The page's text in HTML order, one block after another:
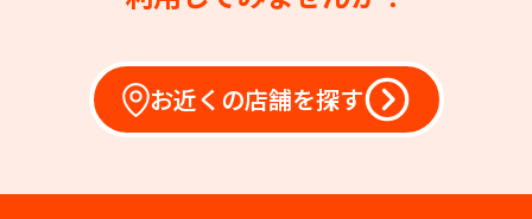
お近くの店舗を探す